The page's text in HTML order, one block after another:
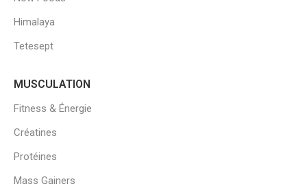
Himalaya
Tetesept
MUSCULATION
Fitness & Énergie
Créatines
Protéines
Mass Gainers